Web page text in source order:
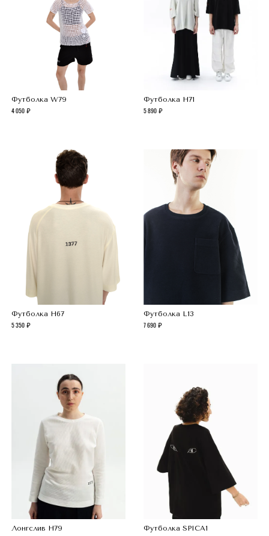
Футболка W79
4 050
Футболка H71
5 890
Футболка H67
5 350
Футболка L13
7 690
Лонгслив Н79
Футболка SPICA1